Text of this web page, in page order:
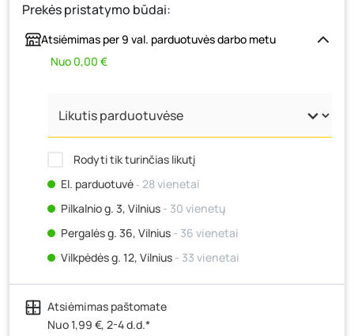
Prekės pristatymo būdai:
Atsiėmimas per 9 val. parduotuvės darbo metu
Nuo 0,00 €
Rodyti tik turinčias likutį
El. parduotuvė‐ 28 vienetai
Pilkalnio g. 3, Vilnius - 30 vienetų
Pergalės g. 36, Vilnius - 36 vienetai
Vilkpėdės g. 12, Vilnius - 33 vienetai
Ateities g. 15, Vilnius- 26 vienetai
Kauno r., Narsiečių k., Vytauto g. 183, Kaunas
vienetai
Atsiėmimas paštomate
Nuo 1,99 €, 2-4 d.d.*